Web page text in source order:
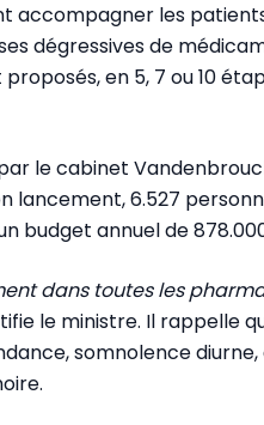
accompagner les
dégressives de
en 5, 7 ou 10
le cabinet
lancement, 6.527
budget annuel de
dans toutes les
le ministre. Il rappelle
somnolence